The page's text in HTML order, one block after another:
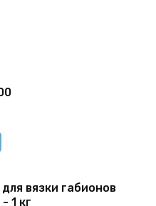
вязки габионов
1 кг